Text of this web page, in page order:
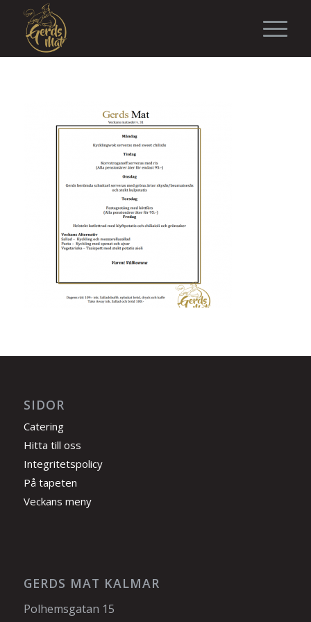
SIDOR
Catering
Hitta till oss
Integritetspolicy
På tapeten
Veckans meny
GERDS MAT KALMAR
Polhemsgatan 15